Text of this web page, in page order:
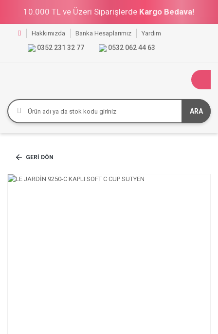
10.000 TL ve Üzeri Siparişlerde Kargo Bedava!
Hakkımızda Banka Hesaplarımız Yardım
0352 231 32 77 0532 062 44 63
ARA
GERI DÖN